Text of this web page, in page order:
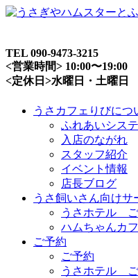
TEL 090-9473-3215
<営業時間> 10:00〜19:00
<定休日>水曜日・土曜日
うさカフェりびにつ
ふれあいシス
入店のながれ
スタッフ紹介
イベント情報
店長ブログ
うさ飼いさん向けサ
うさホテル
ハムちゃんカ
ご予約
ご予約
うさホテル